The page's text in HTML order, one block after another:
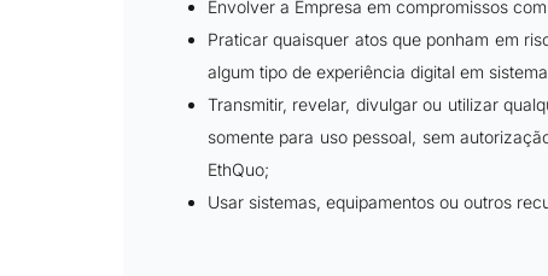
Envolver a Empresa em compromissos
Praticar quaisquer atos que ponham em
algum tipo de experiência digital em
Transmitir, revelar, divulgar ou utilizar
somente para uso pessoal, sem
EthQuo;
Usar sistemas, equipamentos ou outros